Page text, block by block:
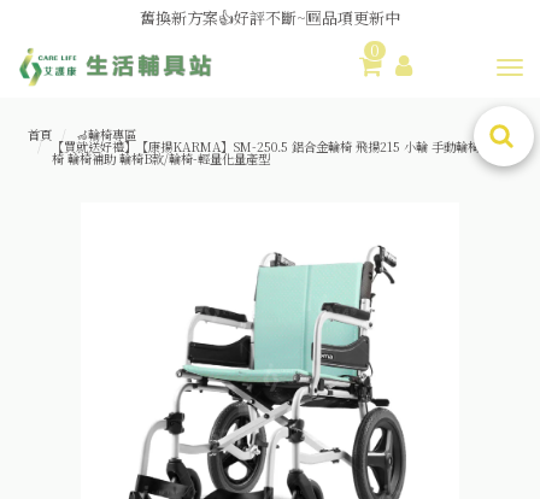
媽媽社團推薦❗歐姆龍NE-U100噴霧器❗躺著噴也👌
舊換新方案👍好評不斷~🆕品項更新中
0
首頁 🦽輪椅專區
【買就送好禮】【康揚KARMA】SM-250.5 鋁合金輪椅 飛揚215 小輪 手動輪椅 外出輪
椅 輪椅補助 輪椅B款/輪椅-輕量化量產型